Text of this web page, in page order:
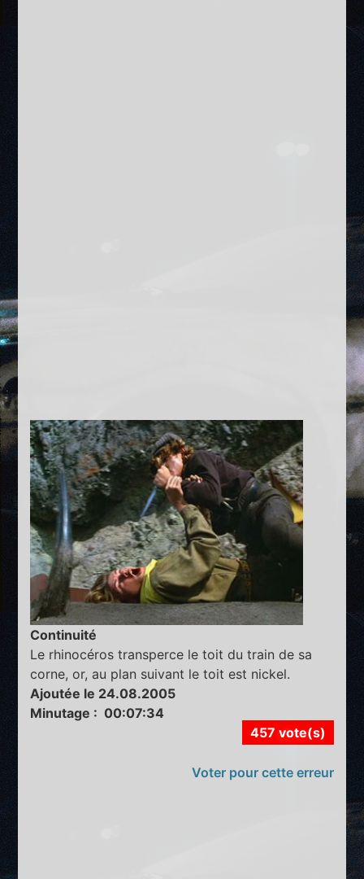
Continuité
Le rhinocéros transperce le toit du train de sa
corne, or, au plan suivant le toit est nickel.
Ajoutée le 24.08.2005
Minutage : 00:07:34
457 vote(s)
Voter pour cette erreur